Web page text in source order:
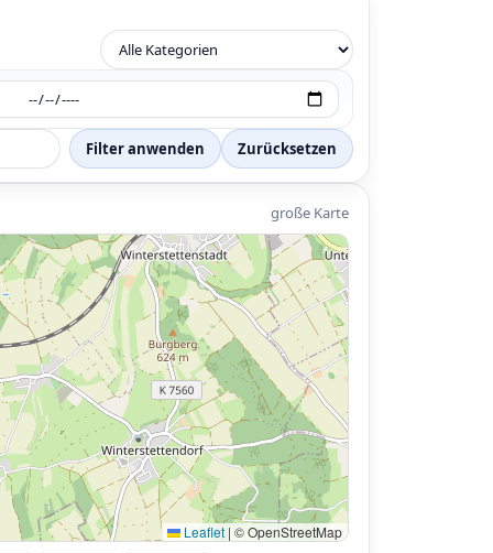
Filter anwenden Zurücksetzen
große Karte
Leaflet | © OpenStreetMap